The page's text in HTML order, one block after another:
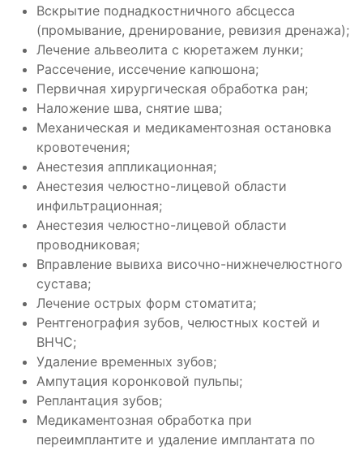
Вскрытие поднадкостничного абсцесса
(промывание, дренирование, ревизия дренажа);
Лечение альвеолита с кюретажем лунки;
Рассечение, иссечение капюшона;
Первичная хирургическая обработка ран;
Наложение шва, снятие шва;
Механическая и медикаментозная остановка
кровотечения;
Анестезия аппликационная;
Анестезия челюстно-лицевой области
инфильтрационная;
Анестезия челюстно-лицевой области
проводниковая;
Вправление вывиха височно-нижнечелюстного
сустава;
Лечение острых форм стоматита;
Рентгенография зубов, челюстных костей и
ВНЧС;
Удаление временных зубов;
Ампутация коронковой пульпы;
Реплантация зубов;
Медикаментозная обработка при
переимплантите и удаление имплантата по